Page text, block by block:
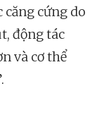
cứng do
động tác
và cơ thể